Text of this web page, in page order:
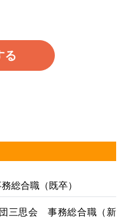
る
総合職（既卒）
三思会 事務総合職（新